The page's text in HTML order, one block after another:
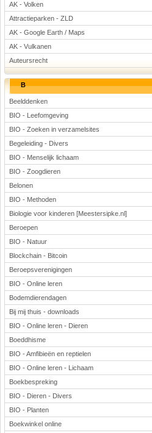
AK - Volken
Attractieparken - ZLD
AK - Google Earth / Maps
AK - Vulkanen
Auteursrecht
B
Beelddenken
BIO - Leefomgeving
BIO - Zoeken in verzamelsites
Begeleiding - Divers
BIO - Menselijk lichaam
BIO - Zoogdieren
Belonen
BIO - Methoden
Biologie voor kinderen [Meestersipke.nl]
Beroepen
BIO - Natuur
Blockchain - Bitcoin
Beroepsverenigingen
BIO - Online leren
Bodemdierendagen
Bij mij thuis - downloads
BIO - Online leren - Dieren
Boeddhisme
BIO - Amfibieën en reptielen
BIO - Online leren - Lichaam
Boekbespreking
BIO - Dieren - Divers
BIO - Planten
Boekwinkel online